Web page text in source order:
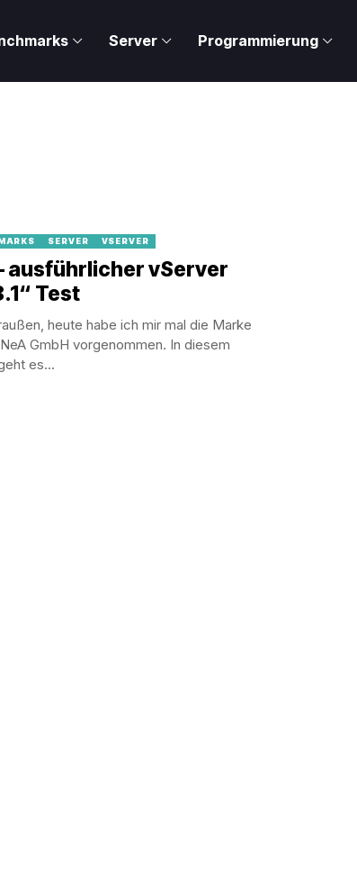
Server Programmierung
SERVER VSERVER
ausführlicher vServer
Test
heute habe ich mir mal die Marke
GmbH vorgenommen. In diesem
es...